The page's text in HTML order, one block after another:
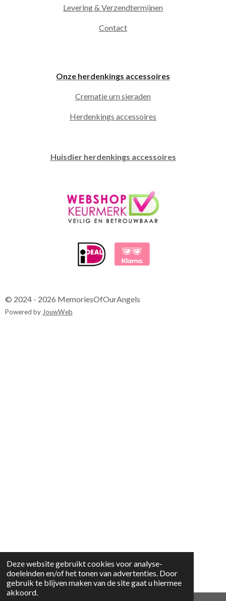
Deze website gebruikt cookies voor analyse-
doeleinden en/of het tonen van advertenties. Door
gebruik te blijven maken van de site gaat u hiermee
akkoord.
Levering & Verzendtermijnen
Contact
Onze herdenkings accessoires
Crematie urn sieraden
Herdenkings accessoires
Huisdier herdenkings accessoires
© 2024 - 2026 MemoriesOfOurAngels
Powered byJouwWeb